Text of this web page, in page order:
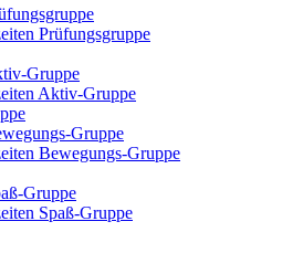
Prüfungsgruppe
Gruppe
Aktiv-Gruppe
Gruppe
Bewegungs-Gruppe
Gruppe
Spaß-Gruppe